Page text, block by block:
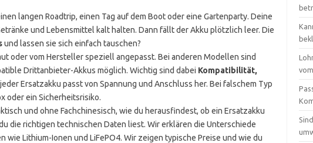
langen Roadtrip, einen Tag auf dem Boot oder eine Gartenparty. Deine
und Lebensmittel kalt halten. Dann fällt der Akku plötzlich leer. Die
und lassen sie sich einfach tauschen?
oder vom Hersteller speziell angepasst. Bei anderen Modellen sind
Drittanbieter-Akkus möglich. Wichtig sind dabei Kompatibilität,
Ersatzakku passt von Spannung und Anschluss her. Bei falschem Typ
oder ein Sicherheitsrisiko.
und ohne Fachchinesisch, wie du herausfindest, ob ein Ersatzakku
die richtigen technischen Daten liest. Wir erklären die Unterschiede
wie Lithium-Ionen und LiFePO4. Wir zeigen typische Preise und wie du